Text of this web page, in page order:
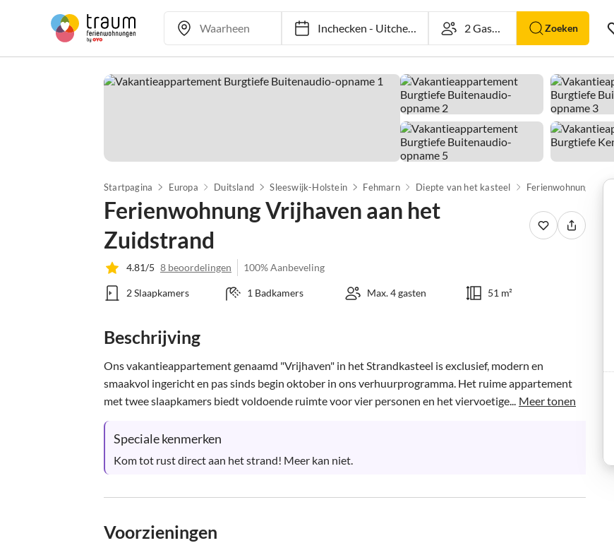
Inchecken- Uitchecken Zoeken
Startpagina Europa Duitsland Sleeswijk-Holstein Fehmarn Diepte van het kasteel
Ferienwohnung Vrijhaven aan het
Zuidstrand
4.81/5 8 beoordelingen 100% Aanbeveling
2 Slaapkamers 1 Badkamers Max. 4 gasten 51 m²
Beschrijving
Ons vakantieappartement genaamd "Vrijhaven" in het Strandkasteel is exclusief, modern en
smaakvol ingericht en pas sinds begin oktober in ons verhuurprogramma. Het ruime appartement
met twee slaapkamers biedt voldoende ruimte voor vier personen en het viervoetige... Meer tonen
Speciale kenmerken
Kom tot rust direct aan het strand! Meer kan niet.
Voorzieningen